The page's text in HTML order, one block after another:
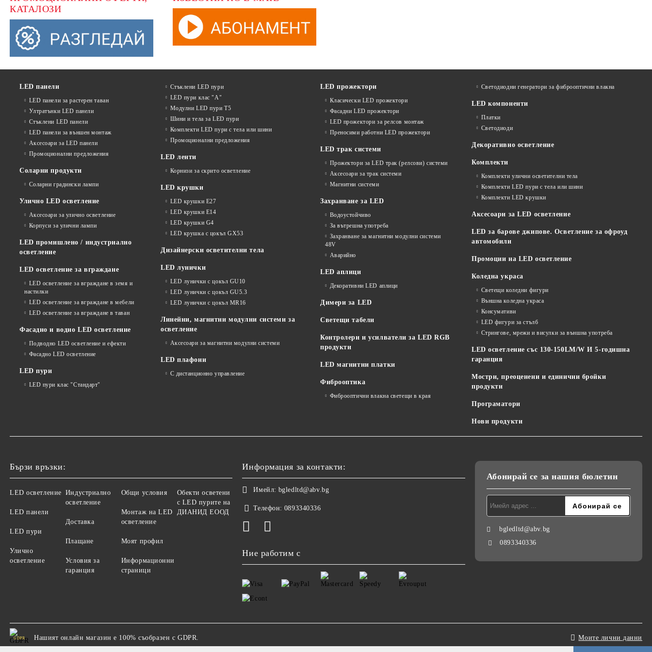
КАТАЛОЗИ
LED панели
LED панели за растерен таван
Ултратънки LED панели
Стъклени LED панели
LED панели за външен монтаж
Аксесоари за LED панели
Промоционални предложения
Соларни продукти
Соларни градински лампи
Улично LED осветление
Аксесоари за улично осветление
Корпуси за улични лампи
LED промишлено / индустриално
осветление
LED осветление за вграждане
LED осветление за вграждане в земя и
настилки
LED осветление за вграждане в мебели
LED осветление за вграждане в таван
Фасадно и водно LED осветление
Подводно LED осветление и ефекти
Фасадно LED осветление
LED пури
LED пури клас "Стандарт"
Стъклени LED пури
LED пури клас "А"
Модулни LED пури T5
Шини и тела за LED пури
Комплекти LED пури с тела или шини
Промоционални предложения
LED ленти
Корнизи за скрито осветление
LED крушки
LED крушки E27
LED крушки E14
LED крушки G4
LED крушка с цокъл GX53
Дизайнерски осветителни тела
LED лунички
LED лунички с цокъл GU10
LED лунички с цокъл GU5.3
LED лунички с цокъл MR16
Линейни, магнитни модулни системи за
осветление
Аксесоари за магнитни модулни системи
LED плафони
С дистанционно управление
LED прожектори
Класически LED прожектори
Фасадни LED прожектори
LED прожектори за релсов монтаж
Преносими работни LED прожектори
LED трак системи
Прожектори за LED трак (релсови) системи
Аксесоари за трак системи
Магнитни системи
Захранване за LED
Водоустойчиво
За вътрешна употреба
Захранване за магнитни модулни системи
48V
Аварийно
LED аплици
Декоративни LED аплици
Димери за LED
Светещи табели
Контролери и усилватели за LED RGB
продукти
LED магнитни платки
Фиброоптика
Фиброоптични влакна светещи в края
Светодиодни генератори за фиброоптични влакна
LED компоненти
Платки
Светодиоди
Декоративно осветление
Комплекти
Комплекти улични осветителни тела
Комплекти LED пури с тела или шини
Комплекти LED крушки
Аксесоари за LED осветление
LED за барове джипове. Осветление за офроуд
автомобили
Промоции на LED осветление
Коледна украса
Светещи коледни фигури
Външна коледна украса
Консумативи
LED фигури за стълб
Стрингове, мрежи и висулки за външна употреба
LED осветление със 130-150LM/W И 5-годишна
гаранция
Мостри, преоценени и единични бройки
продукти
Програматори
Нови продукти
Бързи връзки:
LED осветление
LED панели
LED пури
Улично
осветление
Индустриално
осветление
Доставка
Плащане
Условия за
гаранция
Общи условия
Монтаж на LED
осветление
Моят профил
Информационни
страници
Обекти осветени
с LED пурите на
ДИАНИД ЕООД
Информация за контакти:
Имейл: bgledltd@abv.bg
Телефон: 0893340336
Ние работим с
Абонирай се за нашия бюлетин
bgledltd@abv.bg
0893340336
GDPR Нашият онлайн магазин е 100% съобразен с GDPR. Моите лични данни